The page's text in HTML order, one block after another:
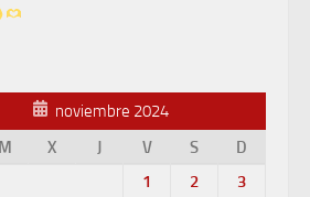
noviembre 2024
M X J V S
D
1
2
3